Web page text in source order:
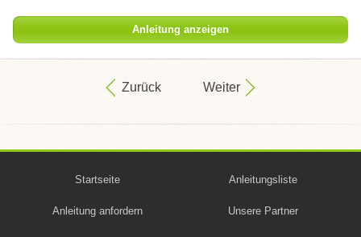
Anleitung anzeigen
Zurück Weiter
Startseite Anleitungsliste
Anleitung anfordern Unsere Partner